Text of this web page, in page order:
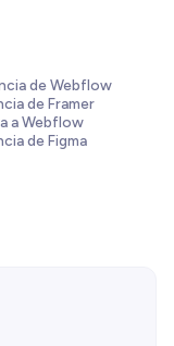
de Webflow
de Framer
a Webflow
de Figma